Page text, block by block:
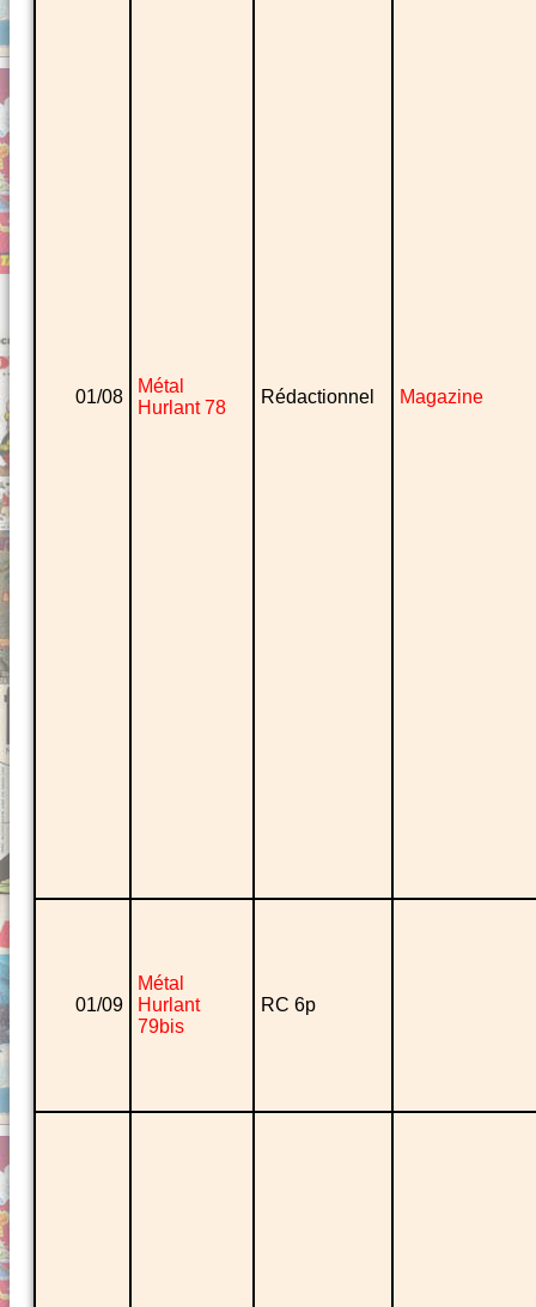
01/08
Métal
Hurlant 78
Rédactionnel Magazine
01/09
Métal
Hurlant
79bis
RC 6p